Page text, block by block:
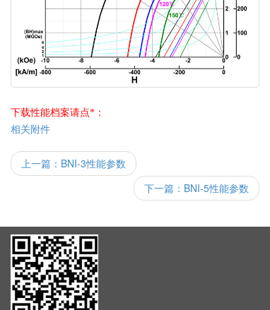
下载性能档案请点*：
相关附件
上一篇： BNI-3性能参数
下一篇： BNI-5性能参数